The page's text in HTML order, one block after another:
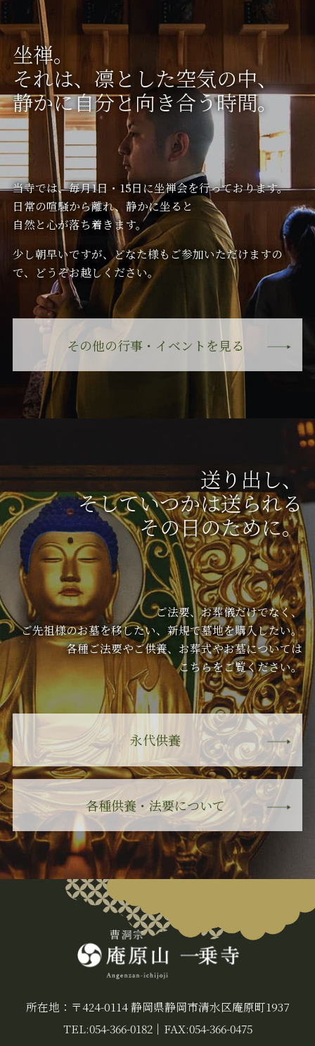
坐禅。
それは、凛とした空気の中、
静かに自分と向き合う時間。
当寺では、毎月1日・15日に坐禅会を行っております。
日常の喧騒から離れ、静かに坐ると
自然と心が落ち着きます。
少し朝早いですが、どなた様もご参加いただけますの
で、どうぞお越しください。
その他の行事・イベントを見る
送り出し、
そしていつかは送られる
その日のために。
ご法要、お葬儀だけでなく、
ご先祖様のお墓を移したい、新規で墓地を購入したい。
各種ご法要やご供養、お葬式やお墓については
こちらをご覧ください。
永代供養
各種供養・法要について
所在地：〒424-0114 静岡県静岡市清水区庵原町1937
TEL:054-366-0182｜ FAX:054-366-0475